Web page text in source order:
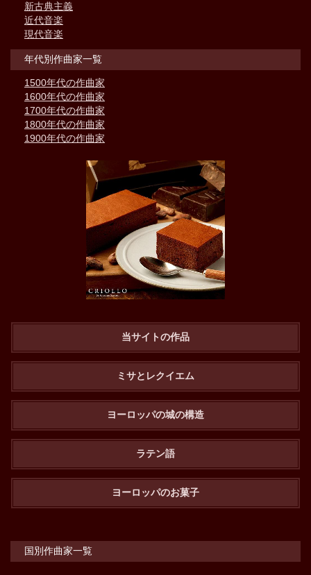
新古典主義
近代音楽
現代音楽
年代別作曲家一覧
1500年代の作曲家
1600年代の作曲家
1700年代の作曲家
1800年代の作曲家
1900年代の作曲家
当サイトの作品
ミサとレクイエム
ヨーロッパの城の構造
ラテン語
ヨーロッパのお菓子
国別作曲家一覧